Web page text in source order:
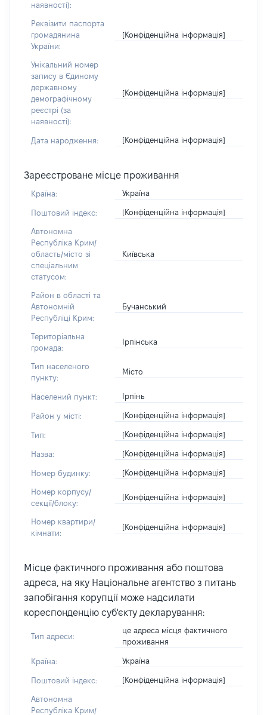
наявності):
Реквізити паспорта
громадянина
України:
[Конфіденційна інформація]
Унікальний номер
запису в Єдиному
державному
демографічному
реєстрі (за
наявності):
[Конфіденційна інформація]
Дата народження: [Конфіденційна інформація]
Зареєстроване місце проживання
Країна: Україна
Поштовий індекс: [Конфіденційна інформація]
Автономна
Республіка Крим/
область/місто зі
спеціальним
статусом:
Київська
Район в області та
Автономній
Республіці Крим:
Бучанський
Територіальна
громада:
Ірпінська
Тип населеного
пункту:
Місто
Населений пункт: Ірпінь
Район у місті: [Конфіденційна інформація]
Тип: [Конфіденційна інформація]
Назва: [Конфіденційна інформація]
Номер будинку: [Конфіденційна інформація]
Номер корпусу/
секції/блоку:
[Конфіденційна інформація]
Номер квартири/
кімнати:
[Конфіденційна інформація]
Місце фактичного проживання або поштова
адреса, на яку Національне агентство з питань
запобігання корупції може надсилати
кореспонденцію суб'єкту декларування:
Тип адреси:
це адреса місця фактичного
проживання
Країна: Україна
Поштовий індекс: [Конфіденційна інформація]
Автономна
Республіка Крим/